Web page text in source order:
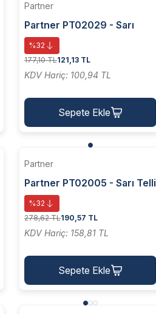
Partner
Partner PT02029 - Sarı
Dalgalı Telli M14 Vidalı
Çanak Fırça 75 Mm
%32
177,10 TL121,13 TL
KDV Hariç: 100,94 TL
Sepete Ekle
Partner
Partner PT02005 - Sarı Telli
Daire Fırça 150x25 Mm
%32
278,62 TL190,57 TL
KDV Hariç: 158,81 TL
Sepete Ekle